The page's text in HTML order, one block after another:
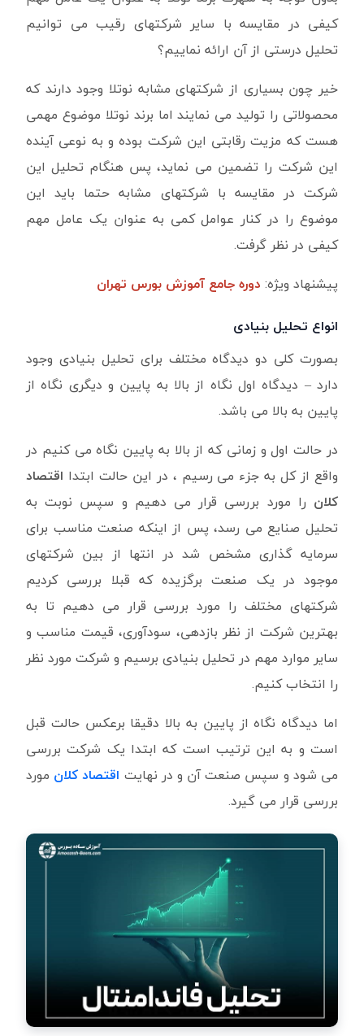
کیفی در مقایسه با سایر شرکتهای رقیب می توانیم
تحلیل درستی از آن ارائه نماییم؟
خیر چون بسیاری از شرکتهای مشابه نوتلا وجود دارند که
محصولاتی را تولید می نمایند اما برند نوتلا موضوع مهمی
هست که مزیت رقابتی این شرکت بوده و به نوعی آینده
این شرکت را تضمین می نماید، پس هنگام تحلیل این
شرکت در مقایسه با شرکتهای مشابه حتما باید این
موضوع را در کنار عوامل کمی به عنوان یک عامل مهم
کیفی در نظر گرفت.
پیشنهاد ویژه: دوره جامع آموزش بورس تهران
انواع تحلیل بنیادی
بصورت کلی دو دیدگاه مختلف برای تحلیل بنیادی وجود
دارد – دیدگاه اول نگاه از بالا به پایین و دیگری نگاه از
پایین به بالا می باشد.
در حالت اول و زمانی که از بالا به پایین نگاه می کنیم در
واقع از کل به جزء می رسیم ، در این حالت ابتدا اقتصاد
کلان را مورد بررسی قرار می دهیم و سپس نوبت به
تحلیل صنایع می رسد، پس از اینکه صنعت مناسب برای
سرمایه گذاری مشخص شد در انتها از بین شرکتهای
موجود در یک صنعت برگزیده که قبلا بررسی کردیم
شرکتهای مختلف را مورد بررسی قرار می دهیم تا به
بهترین شرکت از نظر بازدهی، سودآوری، قیمت مناسب و
سایر موارد مهم در تحلیل بنیادی برسیم و شرکت مورد نظر
را انتخاب کنیم.
اما دیدگاه نگاه از پایین به بالا دقیقا برعکس حالت قبل
است و به این ترتیب است که ابتدا یک شرکت بررسی
می شود و سپس صنعت آن و در نهایت اقتصاد کلان مورد
بررسی قرار می گیرد.